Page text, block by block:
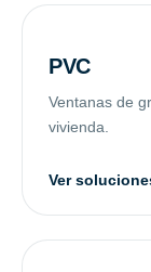
PVC
Ventanas de
vivienda.
Ver